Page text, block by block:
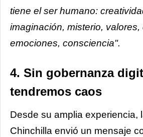
tiene el ser humano:
imaginación, misterio, valores,
emociones, consciencia".
4. Sin gobernanza
tendremos caos
Desde su amplia experiencia,
Chinchilla envió un mensaje